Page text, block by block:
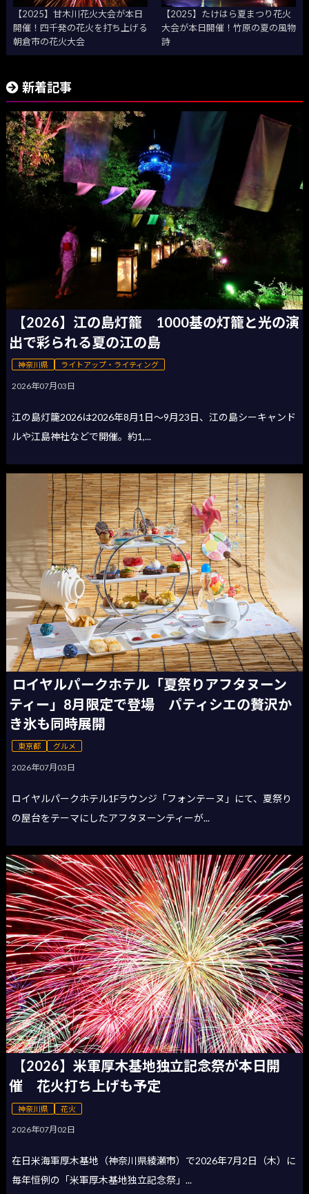
【2025】甘木川花火大会が本日
開催！四千発の花火を打ち上げる
朝倉市の花火大会
【2025】たけはら夏まつり花火
大会が本日開催！竹原の夏の風物
詩
新着記事
【2026】江の島灯籠 1000基の灯籠と光の演
出で彩られる夏の江の島
神奈川県 ライトアップ・ライティング
2026年07月03日
江の島灯籠2026は2026年8月1日〜9月23日、江の島シーキャンド
ルや江島神社などで開催。約1,...
ロイヤルパークホテル「夏祭りアフタヌーン
ティー」8月限定で登場 パティシエの贅沢か
き氷も同時展開
東京都 グルメ
2026年07月03日
ロイヤルパークホテル1Fラウンジ「フォンテーヌ」にて、夏祭り
の屋台をテーマにしたアフタヌーンティーが...
【2026】米軍厚木基地独立記念祭が本日開
催 花火打ち上げも予定
神奈川県 花火
2026年07月02日
在日米海軍厚木基地（神奈川県綾瀬市）で2026年7月2日（木）に
毎年恒例の「米軍厚木基地独立記念祭」...